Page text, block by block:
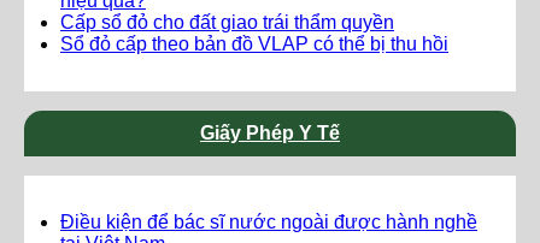
Cấp sổ đỏ cho đất giao trái thẩm quyền
Sổ đỏ cấp theo bản đồ VLAP có thể bị thu hồi
Giấy Phép Y Tế
Điều kiện để bác sĩ nước ngoài được hành nghề